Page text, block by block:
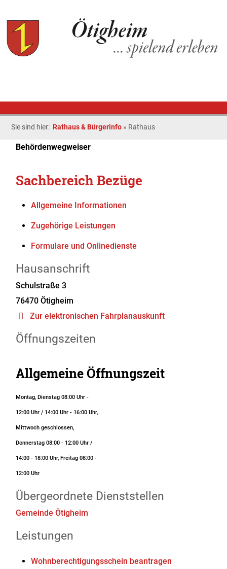
Sie sind hier: Rathaus & Bürgerinfo » Rathaus
Behördenwegweiser
Sachbereich Bezüge
Allgemeine Informationen
Zugehörige Leistungen
Formulare und Onlinedienste
Hausanschrift
Schulstraße 3
76470 Ötigheim
Zur elektronischen Fahrplanauskunft
Öffnungszeiten
Allgemeine Öffnungszeit
Montag, Dienstag 08:00 Uhr -
12:00 Uhr / 14:00 Uhr - 16:00 Uhr,
Mittwoch geschlossen,
Donnerstag 08:00 - 12:00 Uhr /
14:00 - 18:00 Uhr, Freitag 08:00 -
12:00 Uhr
Übergeordnete Dienststellen
Gemeinde Ötigheim
Leistungen
Wohnberechtigungsschein beantragen